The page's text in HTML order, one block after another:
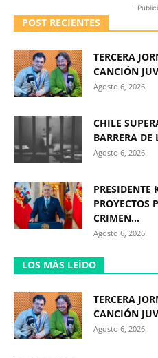
-
POST RECIENTES
TERCERA
CANCIÓN
Agosto 6, 2026
CHILE
BARRERA DE
Agosto 6, 2026
PRESIDENTE
PROYECTOS
CRIMEN...
Agosto 6, 2026
LOS MÁS LEÍDO
TERCERA
CANCIÓN
Agosto 6, 2026